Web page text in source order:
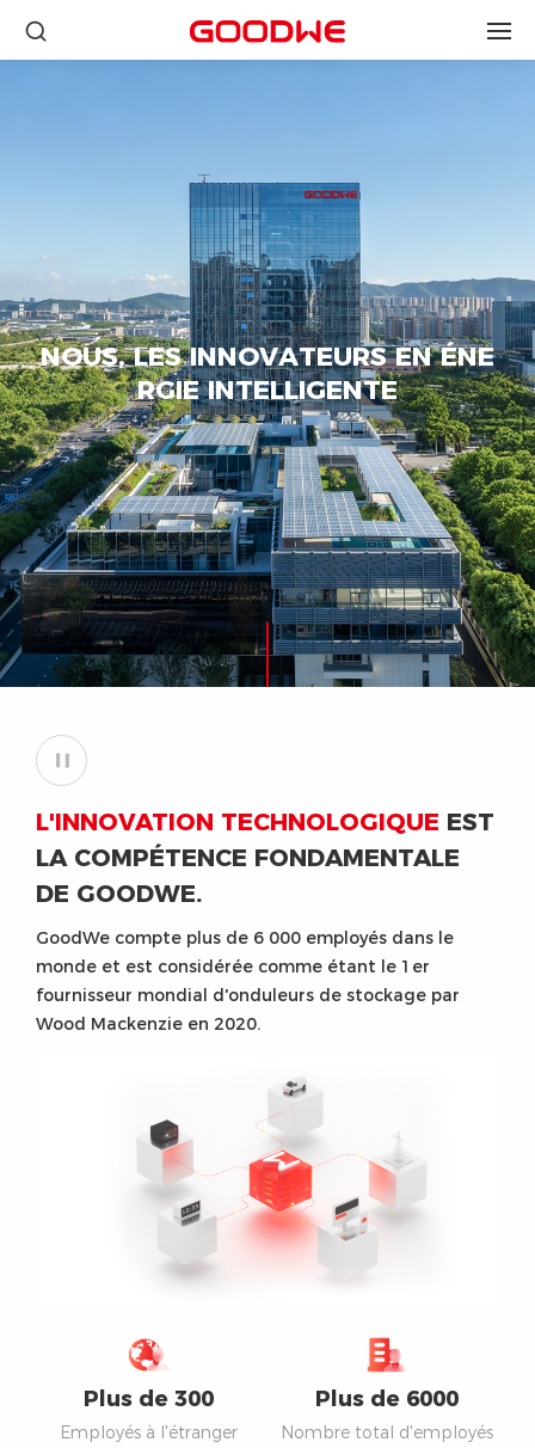
NOUS, LES INNOVATEURS EN ÉNE
RGIE INTELLIGENTE
L'INNOVATION TECHNOLOGIQUE EST
LA COMPÉTENCE FONDAMENTALE
DE GOODWE.
GoodWe compte plus de 6 000 employés dans le
monde et est considérée comme étant le 1er
fournisseur mondial d'onduleurs de stockage par
Wood Mackenzie en 2020.
Plus de 300
Employés à l'étranger
Plus de 6000
Nombre total d'employés